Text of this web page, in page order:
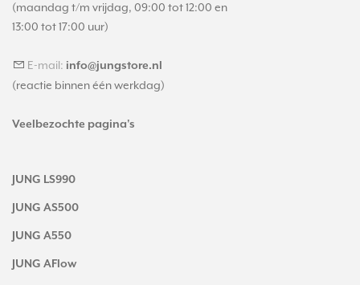
(maandag t/m vrijdag, 09:00 tot 12:00 en
13:00 tot 17:00 uur)
E-mail: info@jungstore.nl
(reactie binnen één werkdag)
Veelbezochte pagina's
JUNG LS990
JUNG AS500
JUNG A550
JUNG AFlow